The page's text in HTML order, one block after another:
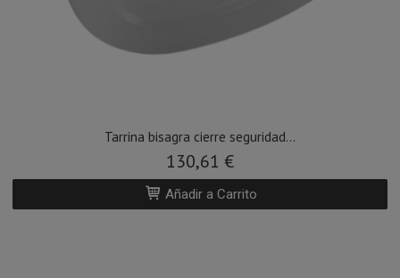
Tarrina bisagra cierre seguridad...
130,61 €
Añadir a Carrito